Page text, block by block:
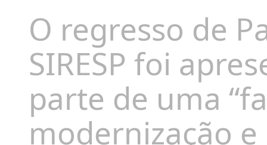
O regresso de
SIRESP foi
parte de uma
modernização